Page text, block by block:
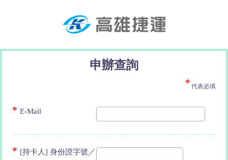
申辦查詢
代表必填
E-Mail
[持卡人] 身份證字號／